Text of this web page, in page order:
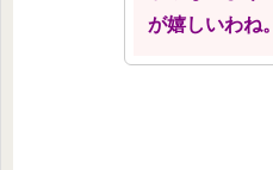
が嬉しいわね。